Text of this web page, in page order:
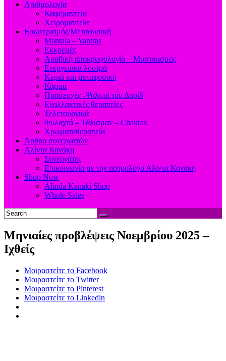
Αριθμολογία
Καφεμαντεία
Χειρομαντεία
Εσωτερισμός/Μεταφυσική
Mantala – Yantras
Εκκρεμές
Αραβική αποκρυφολογία – Μυστικισμός
Ενεργειακά λουτρά
Κεριά και μεταφυσική
Κάρμα
Προσευχές -Ψαλμοί του Δαυίδ
Εναλλακτικές θεραπείες
Τελετουργικά
Φυλαχτά – Τάλισμαν – Chakras
Χρωματοθεραπεία
Άρθρα συνεργατών
Αλίντα Κανάκη
Συνεργάτες
Επικοινωνία με την αστρολόγο Αλίντα Κανάκη
Shop Now
Alinda Kanaki Shop
Whole Sales
Μηνιαίες προβλέψεις Νοεμβρίου 2025 –
Ιχθείς
Μοιραστείτε το Facebook
Μοιραστείτε το Twitter
Μοιραστείτε το Pinterest
Μοιραστείτε το Linkedin